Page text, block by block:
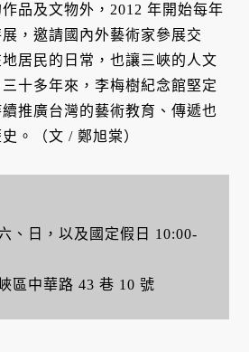
品及文物外，2012 年開始每年
，邀請國內外藝術家參展交
居民的日常，也讓三峽的人文
十多年來，李梅樹紀念館堅定
推廣台灣的藝術教育、傳遞也
。（文 / 鄭旭棠）
、日，以及國定假日 10:00-
區中華路 43 巷 10 號